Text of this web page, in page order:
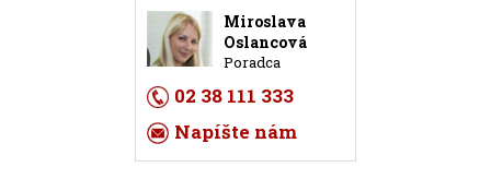
Miroslava
Oslancová
Poradca
02 38 111 333
Napíšte nám